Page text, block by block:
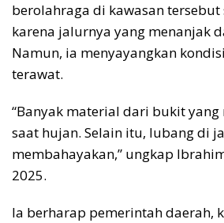
berolahraga di kawasan
karena jalurnya yang menanjak
Namun, ia menyayangkan
terawat.
“Banyak material dari bukit
saat hujan. Selain itu, lubang di
membahayakan,” ungkap
2025.
Ia berharap pemerintah daerah,